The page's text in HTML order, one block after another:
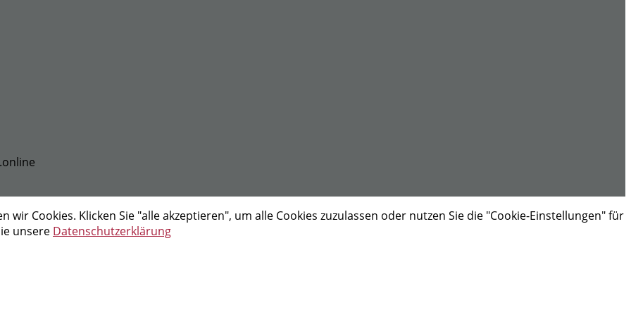
Cookies. Klicken Sie "alle akzeptieren", um alle Cookies zuzulassen oder nutzen Sie die "Cookie-Einstellungen" für
unsere Datenschutzerklärung